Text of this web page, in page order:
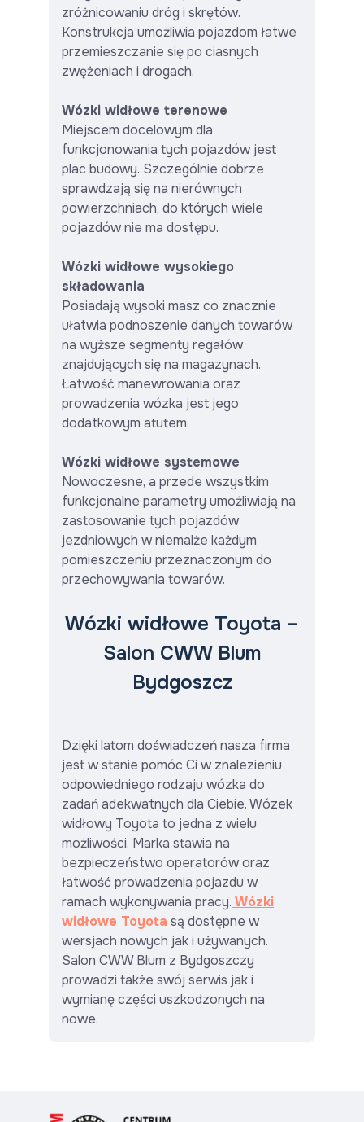
zróżnicowaniu dróg i skrętów.
Konstrukcja umożliwia pojazdom łatwe
przemieszczanie się po ciasnych
zwężeniach i drogach.
Wózki widłowe terenowe
Miejscem docelowym dla
funkcjonowania tych pojazdów jest
plac budowy. Szczególnie dobrze
sprawdzają się na nierównych
powierzchniach, do których wiele
pojazdów nie ma dostępu.
Wózki widłowe wysokiego
składowania
Posiadają wysoki masz co znacznie
ułatwia podnoszenie danych towarów
na wyższe segmenty regałów
znajdujących się na magazynach.
Łatwość manewrowania oraz
prowadzenia wózka jest jego
dodatkowym atutem.
Wózki widłowe systemowe
Nowoczesne, a przede wszystkim
funkcjonalne parametry umożliwiają na
zastosowanie tych pojazdów
jezdniowych w niemalże każdym
pomieszczeniu przeznaczonym do
przechowywania towarów.
Wózki widłowe Toyota –
Salon CWW Blum
Bydgoszcz
Dzięki latom doświadczeń nasza firma
jest w stanie pomóc Ci w znalezieniu
odpowiedniego rodzaju wózka do
zadań adekwatnych dla Ciebie. Wózek
widłowy Toyota to jedna z wielu
możliwości. Marka stawia na
bezpieczeństwo operatorów oraz
łatwość prowadzenia pojazdu w
ramach wykonywania pracy. Wózki
widłowe Toyota są dostępne w
wersjach nowych jak i używanych.
Salon CWW Blum z Bydgoszczy
prowadzi także swój serwis jak i
wymianę części uszkodzonych na
nowe.